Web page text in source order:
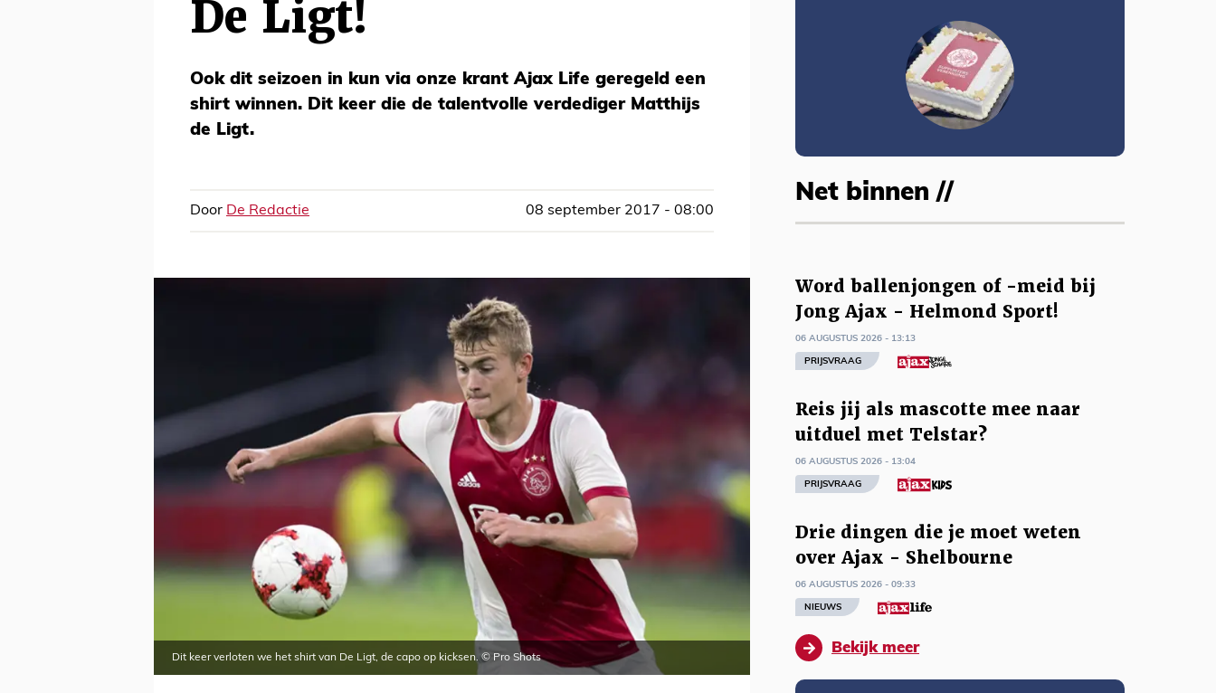
De Ligt!
Ook dit seizoen in kun via onze krant Ajax Life geregeld een
shirt winnen. Dit keer die de talentvolle verdediger Matthijs
de Ligt.
Door De Redactie 08 september 2017 - 08:00
Dit keer verloten we het shirt van De Ligt, de capo op kicksen. © Pro Shots
Net binnen //
Word ballenjongen of -meid bij
Jong Ajax - Helmond Sport!
06 AUGUSTUS 2026 - 13:13
PRIJSVRAAG
Reis jij als mascotte mee naar
uitduel met Telstar?
06 AUGUSTUS 2026 - 13:04
PRIJSVRAAG
Drie dingen die je moet weten
over Ajax - Shelbourne
06 AUGUSTUS 2026 - 09:33
NIEUWS
Bekijk meer